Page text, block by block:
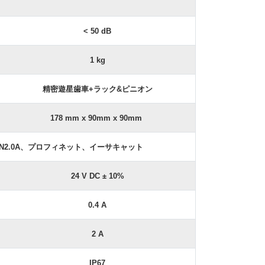
< 50 dB
1 kg
精密遊星歯車+ラック&ピニオン
178 mm x 90mm x 90mm
、プロフィネット、イーサキャット
24 V DC ± 10%
0.4 A
2 A
IP67